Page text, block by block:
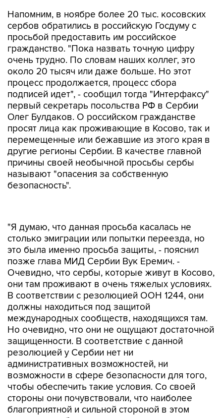
Напомним, в ноябре более 20 тыс. косовских
сербов обратились в российскую Госдуму с
просьбой предоставить им российское
гражданство. "Пока назвать точную цифру
очень трудно. По словам наших коллег, это
около 20 тысяч или даже больше. Но этот
процесс продолжается, процесс сбора
подписей идет", - сообщил тогда "Интерфаксу"
первый секретарь посольства РФ в Сербии
Олег Булдаков. О российском гражданстве
просят лица как проживающие в Косово, так и
перемещенные или бежавшие из этого края в
другие регионы Сербии. В качестве главной
причины своей необычной просьбы сербы
называют "опасения за собственную
безопасность".
это была именно просьба защиты, - пояснил
позже глава МИД Сербии Вук Еремич. -
Очевидно, что сербы, которые живут в Косово,
они там проживают в очень тяжелых условиях.
В соответствии с резолюцией ООН 1244, они
должны находиться под защитой
международных сообществ, находящихся там.
Но очевидно, что они не ощущают достаточной
защищенности. В соответствие с данной
резолюцией у Сербии нет ни
административных возможностей, ни
возможности в сфере безопасности для того,
чтобы обеспечить такие условия. Со своей
стороны они почувствовали, что наиболее
благоприятной и сильной стороной в этом
вопросе мог бы стать наш партнер и наши
друзья - Российская Федерация".